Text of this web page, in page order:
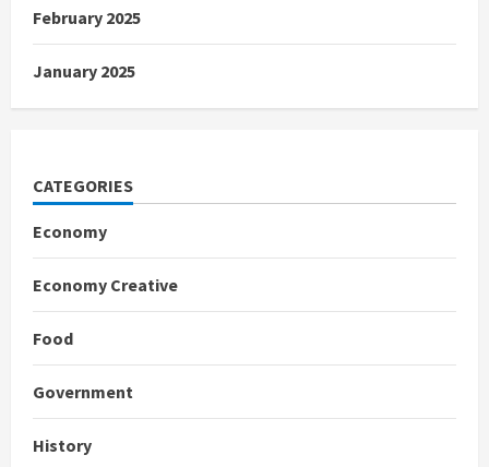
February 2025
January 2025
CATEGORIES
Economy
Economy Creative
Food
Government
History